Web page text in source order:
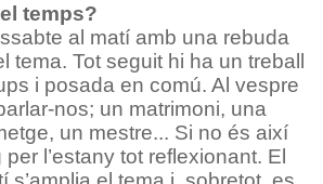
temps?
al matí amb una rebuda
tema. Tot seguit hi ha un treball
i posada en comú. Al vespre
nos; un matrimoni, una
un mestre... Si no és així
l’estany tot reflexionant. El